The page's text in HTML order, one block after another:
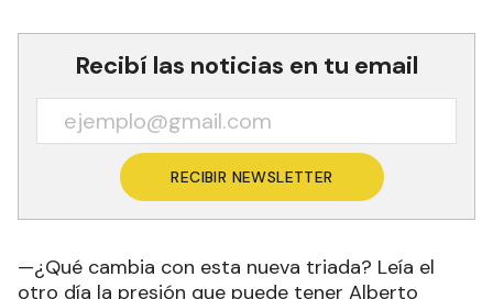
Recibí las noticias en tu email
RECIBIR NEWSLETTER
—¿Qué cambia con esta nueva triada? Leía el
otro día la presión que puede tener Alberto